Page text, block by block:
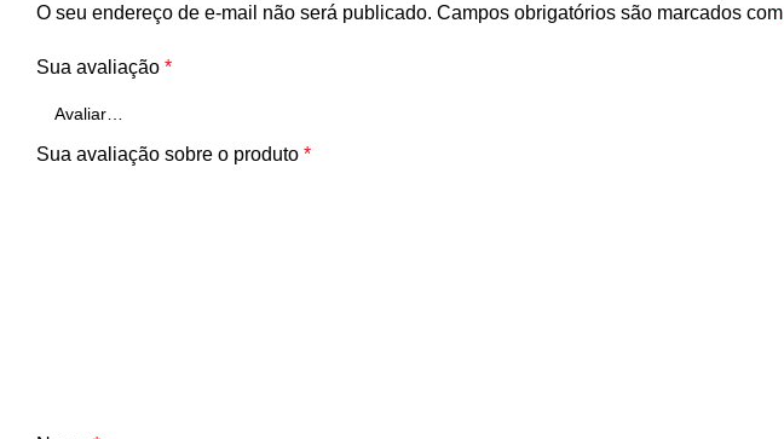
O seu endereço de e-mail não será publicado. Campos obrigatórios são marcados com
Sua avaliação *
Sua avaliação sobre o produto *